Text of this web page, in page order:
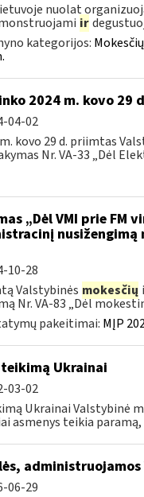
nuolat
ir
kategorijos:
2024 m. kovo 29
04-02
kovo 29 d. priimtas
Nr. VA-33 „Dėl
„Dėl VMI prie FM
nusižengimą
10-28
Valstybinės mokesčių
Nr. VA-83 „Dėl
pakeitimai: MĮP
Ukrainai
03-02
Ukrainai Valstybinė
asmenys teikia
administruojamos
06-29